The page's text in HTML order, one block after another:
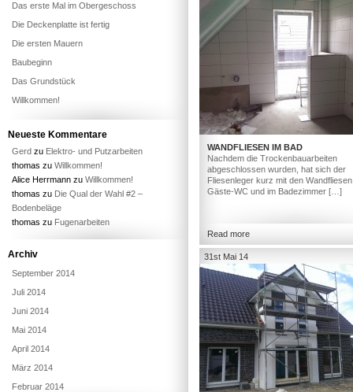
WANDFLIESEN IM BAD
Nachdem die Trockenbauarbeiten
abgeschlossen wurden, hat sich der
Fliesenleger kurz mit den
Gäste-WC und im Badezimmer […]
Read more
31st Mai 14
Das erste Mal im Obergeschoss
Die Deckenplatte ist fertig
Die ersten Mauern
Baubeginn
Das Grundstück
Willkommen!
Neueste Kommentare
Gerd zu Elektro- und Putzarbeiten
thomas zu Willkommen!
Alice Herrmann zu Willkommen!
thomas zu Die Qual der Wahl #2 –
Bodenbeläge
thomas zu Fugenarbeiten
Archiv
September 2014
Juli 2014
Juni 2014
Mai 2014
April 2014
März 2014
Februar 2014